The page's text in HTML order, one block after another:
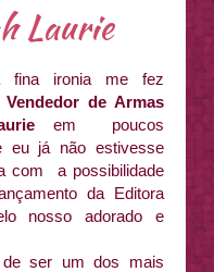
Laurie
fina ironia me fez
Vendedor de Armas
em poucos
eu já não estivesse
com a possibilidade
da Editora
nosso adorado e
ser um dos mais